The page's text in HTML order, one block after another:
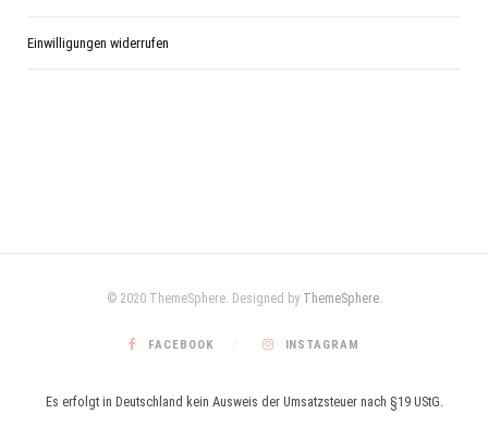
Einwilligungen widerrufen
© 2020 ThemeSphere. Designed by ThemeSphere.
FACEBOOK INSTAGRAM
Es erfolgt in Deutschland kein Ausweis der Umsatzsteuer nach §19 UStG.